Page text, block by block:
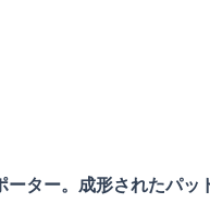
ター。成形されたパッ